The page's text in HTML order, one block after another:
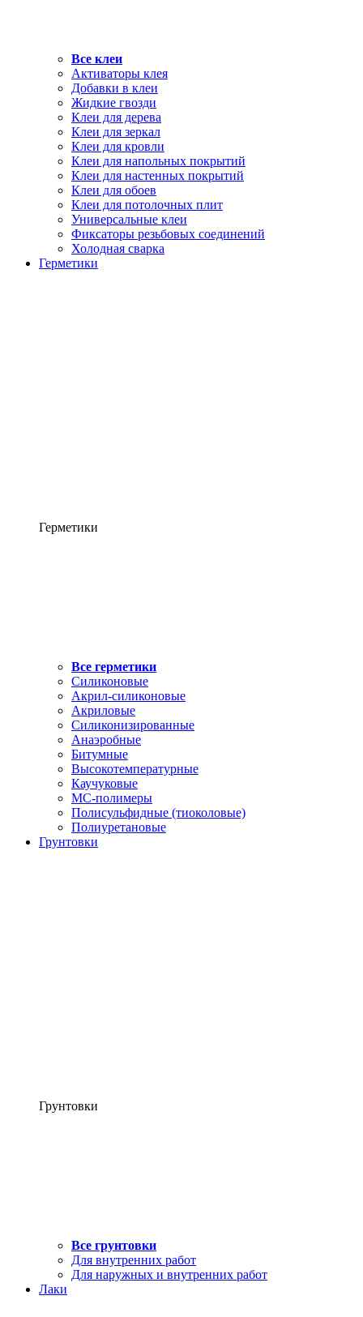
Все клеи
Активаторы клея
Добавки в клеи
Жидкие гвозди
Клеи для дерева
Клеи для зеркал
Клеи для кровли
Клеи для напольных покрытий
Клеи для настенных покрытий
Клеи для обоев
Клеи для потолочных плит
Универсальные клеи
Фиксаторы резьбовых соединений
Холодная сварка
Герметики
Герметики
Все герметики
Силиконовые
Акрил-силиконовые
Акриловые
Силиконизированные
Анаэробные
Битумные
Высокотемпературные
Каучуковые
МС-полимеры
Полисульфидные (тиоколовые)
Полиуретановые
Грунтовки
Грунтовки
Все грунтовки
Для внутренних работ
Для наружных и внутренних работ
Лаки